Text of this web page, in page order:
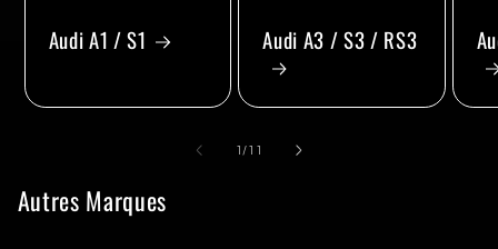
Audi A1 / S1 Audi A3 / S3 / RS3
1 /de
11
Autres Marques